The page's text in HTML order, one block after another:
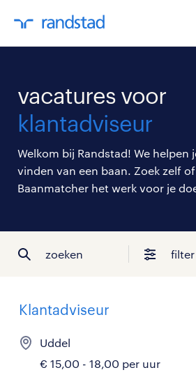
vacatures voor
klantadviseur
Welkom bij Randstad! We helpen
vinden van een baan. Zoek zelf
Baanmatcher het werk voor je
zoeken
Klantadviseur
Uddel
€ 15,00 - 18,00 per uur